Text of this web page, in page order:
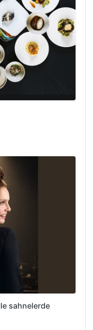
sahnelerde